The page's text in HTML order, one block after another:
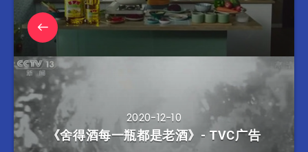
2020-12-10
《舍得酒每一瓶都是老酒》- TVC广告